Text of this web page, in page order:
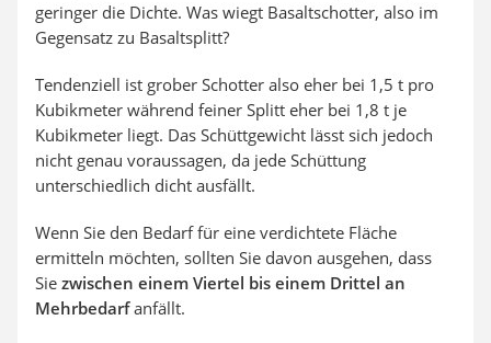
geringer die Dichte. Was wiegt Basaltschotter, also im
Gegensatz zu Basaltsplitt?
Tendenziell ist grober Schotter also eher bei 1,5 t pro
Kubikmeter während feiner Splitt eher bei 1,8 t je
Kubikmeter liegt. Das Schüttgewicht lässt sich jedoch
nicht genau voraussagen, da jede Schüttung
unterschiedlich dicht ausfällt.
Wenn Sie den Bedarf für eine verdichtete Fläche
ermitteln möchten, sollten Sie davon ausgehen, dass
Sie zwischen einem Viertel bis einem Drittel an
Mehrbedarfanfällt.